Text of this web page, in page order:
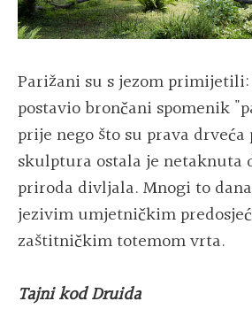
Parižani su s jezom primijetili:
postavio brončani spomenik
prije nego što su prava drveća
skulptura ostala je netaknuta
priroda divljala. Mnogi to
jezivim umjetničkim
zaštitničkim totemom vrta.
Tajni kod Druida